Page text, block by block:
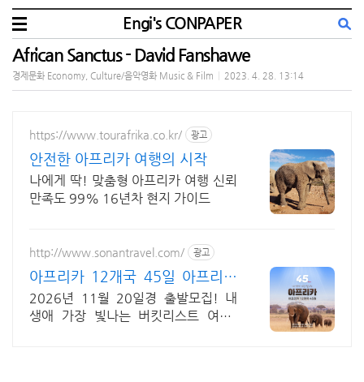
Engi's CONPAPER
African Sanctus - David Fanshawe
경제문화 Economy, Culture/음악영화 Music & Film 2023. 4. 28. 13:14
https://www.tourafrika.co.kr/ 광고
안전한 아프리카 여행의 시작
나에게 딱! 맞춤형 아프리카 여행 신뢰
만족도 99% 16년차 현지 가이드
http://www.sonantravel.com/ 광고
아프리카 12개국 45일 아프리카
12개국 45일
2026년 11월 20일경 출발모집! 내
생애 가장 빛나는 버킷리스트 여행!